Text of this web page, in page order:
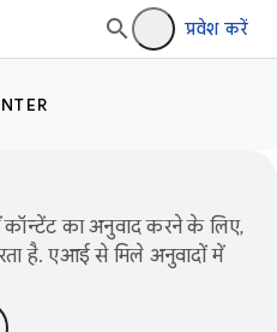
प्रवेश करें
का अनुवाद करने के लिए,
है. एआई से मिले अनुवादों में